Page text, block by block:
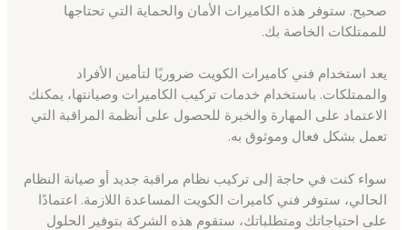
صحيح. ستوفر هذه الكاميرات الأمان والحماية التي تحتاجها
للممتلكات الخاصة بك.
يعد استخدام فني كاميرات الكويت ضروريًا لتأمين الأفراد
والممتلكات. باستخدام خدمات تركيب الكاميرات وصيانتها، يمكنك
الاعتماد على المهارة والخبرة للحصول على أنظمة المراقبة التي
تعمل بشكل فعال وموثوق به.
سواء كنت في حاجة إلى تركيب نظام مراقبة جديد أو صيانة النظام
الحالي، ستوفر فني كاميرات الكويت المساعدة اللازمة. اعتمادًا
على احتياجاتك ومتطلباتك، ستقوم هذه الشركة بتوفير الحلول